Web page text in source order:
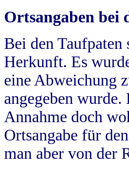
Ortsangaben bei
Bei den
Herkunft. Es
eine Abweichung
angegeben
Annahme doch
Ortsangabe für
man aber von der